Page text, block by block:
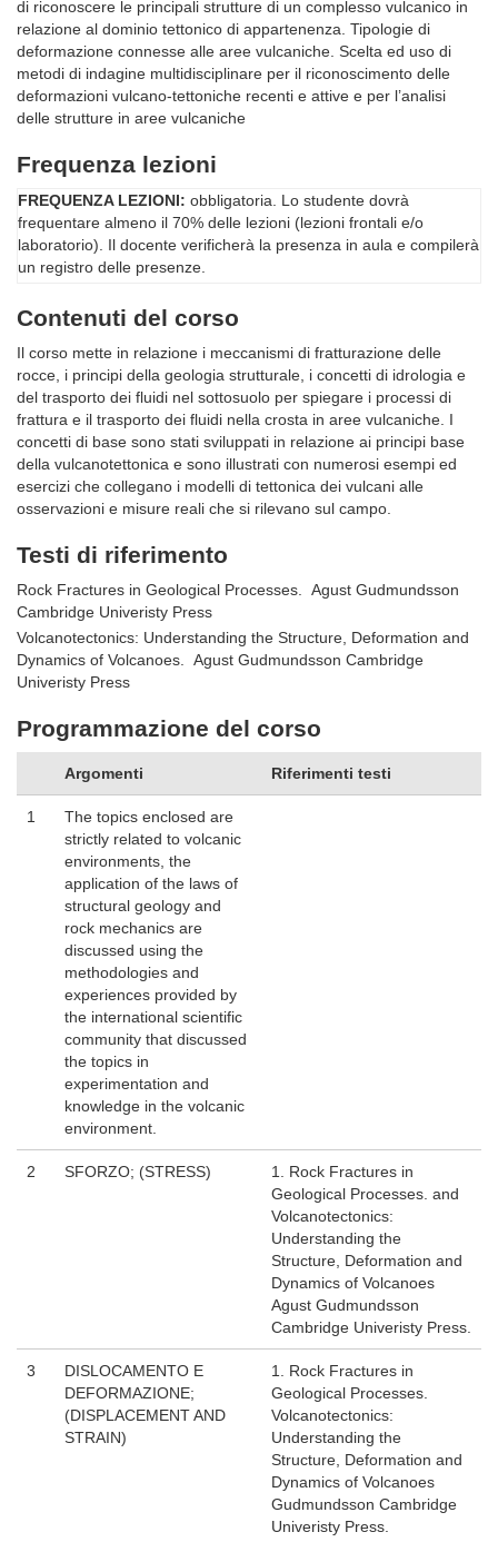
di riconoscere le principali strutture di un complesso vulcanico in
relazione al dominio tettonico di appartenenza. Tipologie di
deformazione connesse alle aree vulcaniche. Scelta ed uso di
metodi di indagine multidisciplinare per il riconoscimento delle
deformazioni vulcano-tettoniche recenti e attive e per l’analisi
delle strutture in aree vulcaniche
Frequenza lezioni
FREQUENZA LEZIONI: obbligatoria. Lo studente dovrà
frequentare almeno il 70% delle lezioni (lezioni frontali e/o
laboratorio). Il docente verificherà la presenza in aula e compilerà
un registro delle presenze.
Contenuti del corso
Il corso mette in relazione i meccanismi di fratturazione delle
rocce, i principi della geologia strutturale, i concetti di idrologia e
del trasporto dei fluidi nel sottosuolo per spiegare i processi di
frattura e il trasporto dei fluidi nella crosta in aree vulcaniche. I
concetti di base sono stati sviluppati in relazione ai principi base
della vulcanotettonica e sono illustrati con numerosi esempi ed
esercizi che collegano i modelli di tettonica dei vulcani alle
osservazioni e misure reali che si rilevano sul campo.
Testi di riferimento
Rock Fractures in Geological Processes. Agust Gudmundsson
Cambridge Univeristy Press
Volcanotectonics: Understanding the Structure, Deformation and
Dynamics of Volcanoes. Agust Gudmundsson Cambridge
Univeristy Press
Programmazione del corso
Argomenti Riferimenti testi
1
The topics enclosed are
strictly related to volcanic
environments, the
application of the laws of
structural geology and
rock mechanics are
discussed using the
methodologies and
experiences provided by
the international scientific
community that discussed
the topics in
experimentation and
knowledge in the volcanic
environment.
2 SFORZO; (STRESS)
1. Rock Fractures in
Geological Processes. and
Volcanotectonics:
Understanding the
Structure, Deformation and
Dynamics of Volcanoes
Agust Gudmundsson
Cambridge Univeristy Press.
3
DISLOCAMENTO E
DEFORMAZIONE;
(DISPLACEMENT AND
STRAIN)
1. Rock Fractures in
Geological Processes.
Volcanotectonics:
Understanding the
Structure, Deformation and
Dynamics of Volcanoes
Gudmundsson Cambridge
Univeristy Press.